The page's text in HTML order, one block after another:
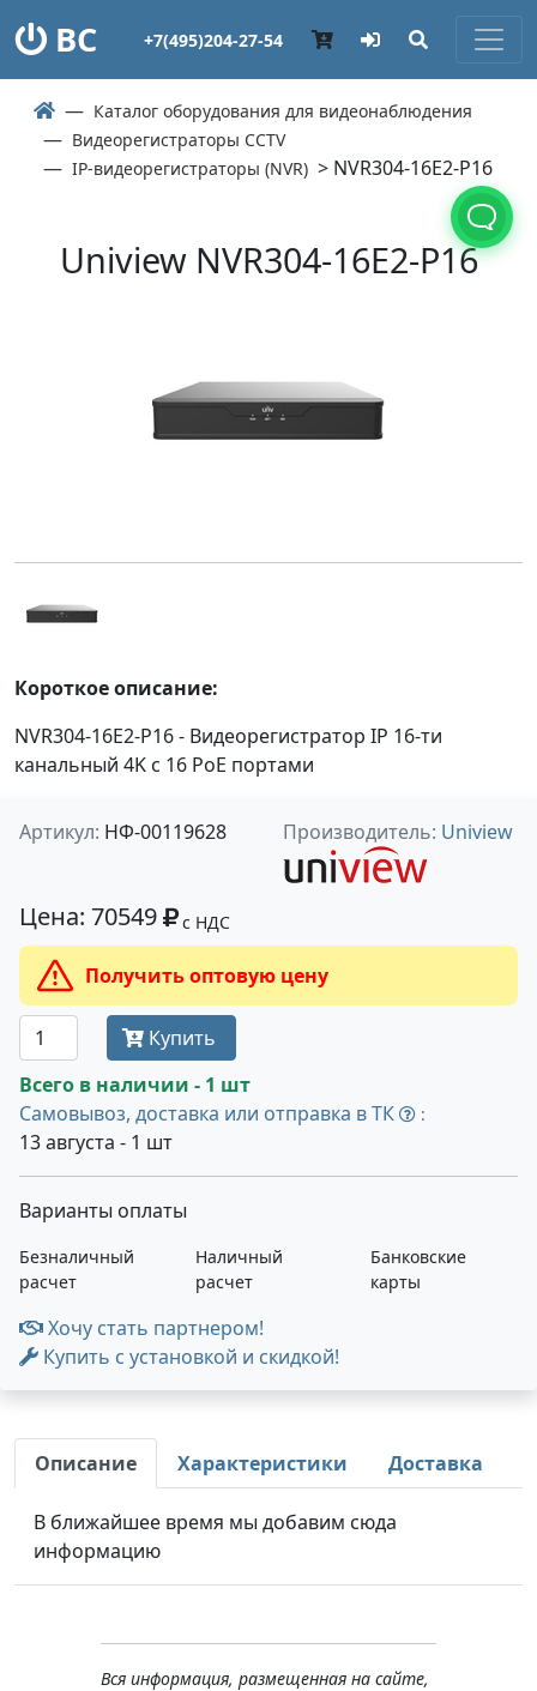
ВС +7(495)204-27-54
Каталог оборудования для видеонаблюдения
Видеорегистраторы CCTV
IP-видеорегистраторы (NVR) > NVR304-16E2-P16
Uniview NVR304-16E2-P16
Короткое описание:
NVR304-16E2-P16 - Видеорегистратор IP 16-ти
канальный 4K с 16 PoE портами
Артикул: НФ-00119628 Производитель: Uniview
Цена: 70549 с НДС
Получить оптовую цену
Купить
Всего в наличии - 1 шт
Самовывоз, доставка или отправка в ТК
:
13 августа - 1 шт
Варианты оплаты
Безналичный
расчет
Наличный
расчет
Банковские
карты
Хочу стать партнером!
Купить с установкой и скидкой!
Описание Характеристики Доставка
В ближайшее время мы добавим сюда
информацию
Вся информация, размещенная на сайте,